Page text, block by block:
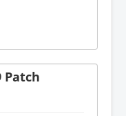
Patch